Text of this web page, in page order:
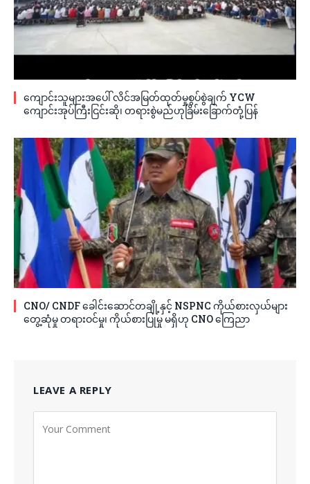
ကျောင်းသူများအပေါ် လိင်အမြတ်ထုတ်မှုစွပ်စွဲချက် YCW
ကျောင်းအုပ်ကြီးငြင်းဆို၊ တရားစွဲမည်ဟုခြိမ်းခြောက်တုံ့ပြန်
CNO/ CNDF ခေါင်းဆောင်တချို့နှင့် NSPNC ကိုယ်စားလှယ်များ
တွေ့ဆုံမှု တရားဝင်မှု၊ ကိုယ်စားပြုမှု မရှိဟု CNO ကြေညာ
LEAVE A REPLY